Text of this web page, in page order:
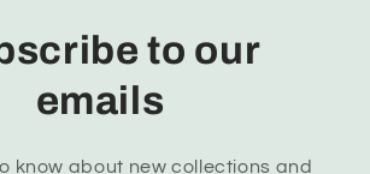
to our
emails
know about new collections and